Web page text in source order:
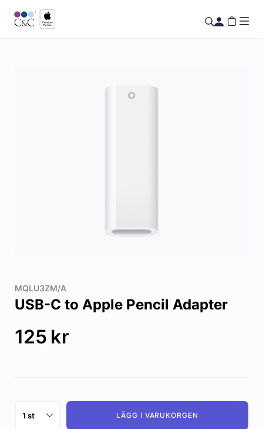
MQLU3ZM/A
USB-C to Apple Pencil Adapter
125 kr
LÄGG I VARUKORGEN